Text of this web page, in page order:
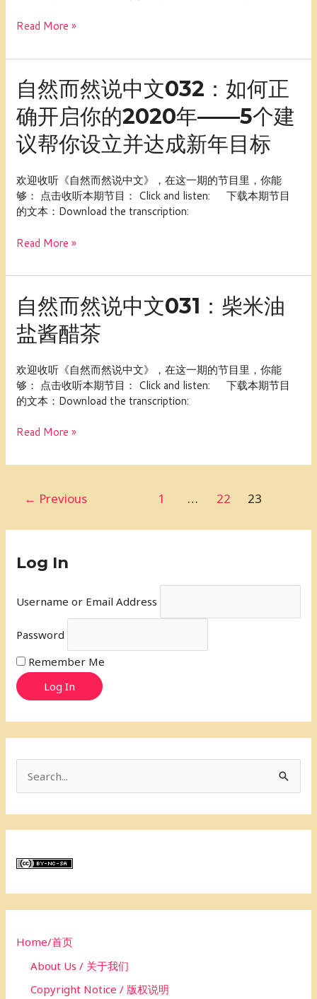
采
Adrian
Read More »
自然而然说中文032：如何正
确开启你的2020年——5个建
议帮你设立并达成新年目标
欢迎收听《自然而然说中文》，在这一期的节目里，你能
够： 点击收听本期节目： Click and listen: 下载本期节目
的文本：Download the transcription:
自
然
而
然
说
中
文
032：
如
正
你
的
2020
年
——
5
个
建
帮
并
成
年
标
Read More »
自然而然说中文031：柴米油
盐酱醋茶
欢迎收听《自然而然说中文》，在这一期的节目里，你能
够： 点击收听本期节目： Click and listen: 下载本期节目
的文本：Download the transcription:
自
然
而
然
中
文
031：
米
盐
醋
Read More »
← Previous 1 … 22 23
Log In
Username or Email Address
Password
Remember Me
Log In
c
rHome/首页
About Us / 关于我们
Copyright Notice / 版权说明